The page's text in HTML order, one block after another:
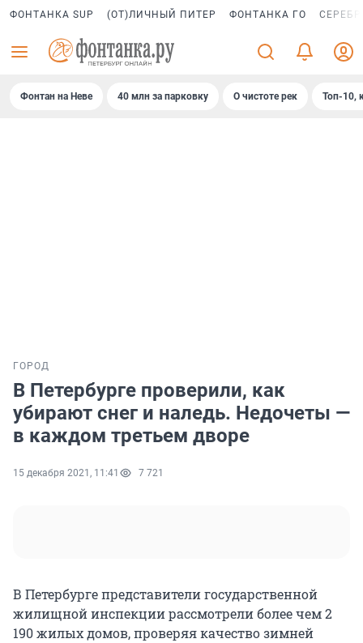
ФОНТАНКА SUP (ОТ)ЛИЧНЫЙ ПИТЕР ФОНТАНКА ГО
Фонтан на Неве 40 млн за парковку О чистоте рек Топ-10,
ГОРОД
В Петербурге проверили, как
убирают снег и наледь. Недочеты —
в каждом третьем дворе
15 декабря 2021, 11:41 7 721
В Петербурге представители государственной
жилищной инспекции рассмотрели более чем 2
190 жилых домов, проверяя качество зимней